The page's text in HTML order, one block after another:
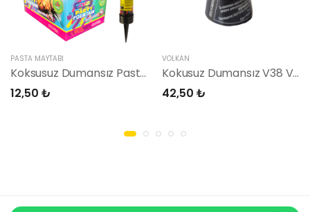
PASTA MAYTABI
Koksusuz Dumansız Pasta Maytabı Özel Seri
12,50 ₺
VOLKAN
Kokusuz Dumansız V38 Volkan
42,50 ₺